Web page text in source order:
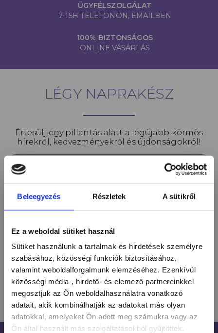
Beleegyezés Részletek A sütikről
Ez a weboldal sütiket használ
Sütiket használunk a tartalmak és hirdetések személyre
szabásához, közösségi funkciók biztosításához,
valamint weboldalforgalmunk elemzéséhez. Ezenkívül
közösségi média-, hirdető- és elemező partnereinkkel
megosztjuk az Ön weboldalhasználatra vonatkozó
adatait, akik kombinálhatják az adatokat más olyan
adatokkal, amelyeket Ön adott meg számukra vagy az
Ön által használt más szolgáltatásokból gyűjtöttek.
ÜGYFÉLSZOLGÁLAT
7-15H TELEFONON, EMAILBEN
100% BIZTONSÁGOS
ONLINE VÁSÁRLÁS
LÉGY NAPRAKÉSZ
Értesülj egy pillantás alatt a legújabb körmös
hírekről, kedvezményekről és újdonságokról!
Név*
Email cím*
FELIRATKOZOM
Kijelentem, hogy a hozzájárulásomat önkéntesen, az
Adatkezelési Tájékoztatószerinti megfelelő
tájékoztatás birtokában teszem meg.